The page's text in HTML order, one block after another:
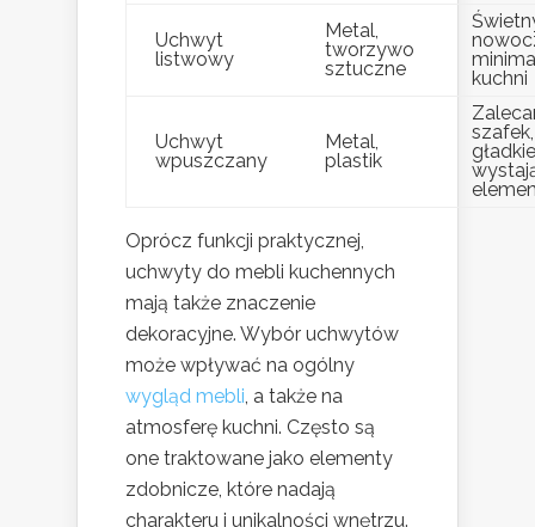
Uchwyt
listwowy
Metal,
tworzywo
sztuczne
kuchni
Uchwyt
wpuszczany
Metal,
plastik
Oprócz funkcji praktycznej,
uchwyty do mebli kuchennych
mają także znaczenie
dekoracyjne. Wybór uchwytów
może wpływać na ogólny
wygląd mebli, a także na
atmosferę kuchni. Często są
one traktowane jako elementy
zdobnicze, które nadają
charakteru i unikalności wnętrzu.